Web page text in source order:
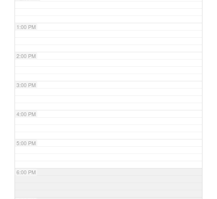
1:00 PM
2:00 PM
3:00 PM
4:00 PM
5:00 PM
6:00 PM